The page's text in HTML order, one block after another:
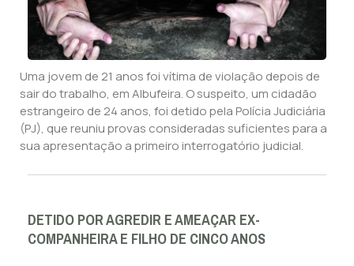
Uma jovem de 21 anos foi vítima de violação depois de
sair do trabalho, em Albufeira. O suspeito, um cidadão
estrangeiro de 24 anos, foi detido pela Polícia Judiciária
(PJ), que reuniu provas consideradas suficientes para a
sua apresentação a primeiro interrogatório judicial.
DETIDO POR AGREDIR E AMEAÇAR EX-
COMPANHEIRA E FILHO DE CINCO ANOS